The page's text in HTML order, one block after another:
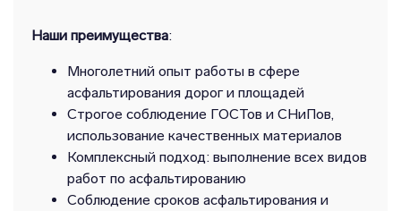
Наши преимущества:
Многолетний опыт работы в сфере
асфальтирования дорог и площадей
Строгое соблюдение ГОСТов и СНиПов,
использование качественных материалов
Комплексный подход: выполнение всех видов
работ по асфальтированию
Соблюдение сроков асфальтирования и